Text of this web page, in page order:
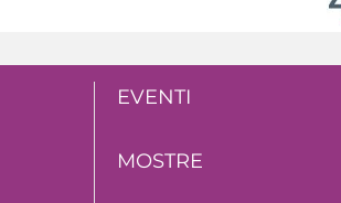
EVENTI
MOSTRE